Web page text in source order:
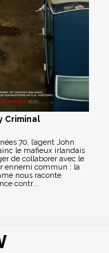
Criminal
70, l’agent John
le mafieux irlandais
de collaborer avec le
ennemi commun : la
nous raconte
contr...